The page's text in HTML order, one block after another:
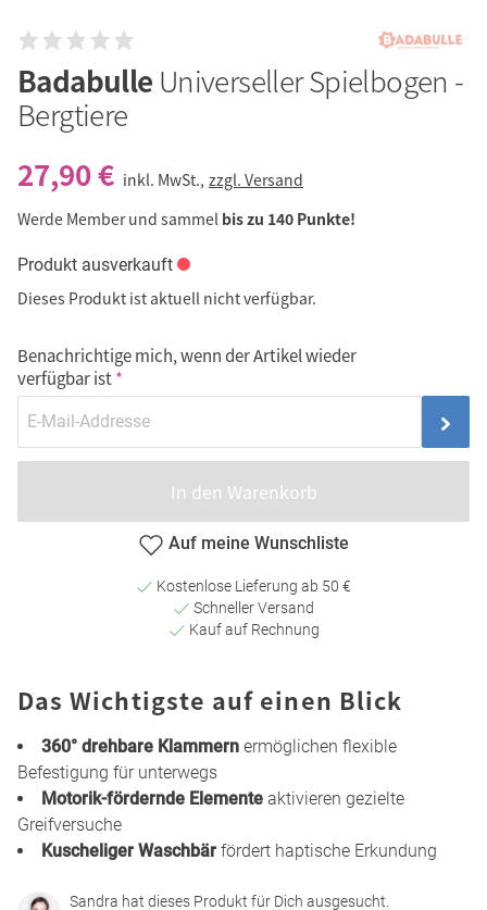
Badabulle Universeller Spielbogen -
Bergtiere
27,90 € inkl. MwSt., zzgl. Versand
Werde Member und sammel bis zu 140 Punkte!
Produkt ausverkauft
Dieses Produkt ist aktuell nicht verfügbar.
Benachrichtige mich, wenn der Artikel wieder
verfügbar ist
In den Warenkorb
Auf meine Wunschliste
Kostenlose Lieferung ab 50 €
Schneller Versand
Kauf auf Rechnung
Das Wichtigste auf einen Blick
360° drehbare Klammern ermöglichen flexible
Befestigung für unterwegs
Motorik-fördernde Elemente aktivieren gezielte
Greifversuche
Kuscheliger Waschbär fördert haptische Erkundung
Sandra hat dieses Produkt für Dich ausgesucht.